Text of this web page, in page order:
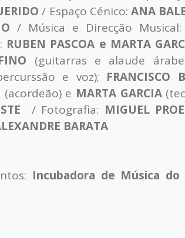
/ Espaço Cénico: ANA
/ Música e Direcção Musical:
RUBEN PASCOA e MARTA
(guitarras e alaude
e voz); FRANCISCO
(acordeão) e MARTA GARCIA
/ Fotografia: MIGUEL
BARATA
Incubadora de Música